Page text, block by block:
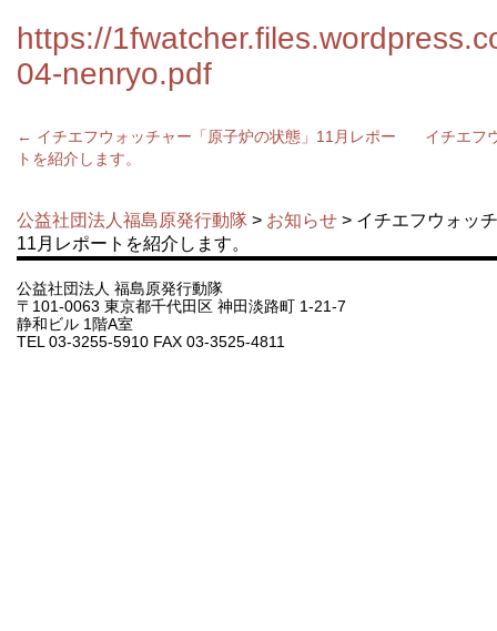
https://
04-nenryo.pdf
← イチエフウォッチャー「原子炉の状態」11月レポー
トを紹介します。
イチエフ
公益社団法人福島原発行動隊 > お知らせ > イチエフウォッ
11月レポートを紹介します。
公益社団法人 福島原発行動隊
〒101-0063 東京都千代田区 神田淡路町 1-21-7
静和ビル 1階A室
TEL 03-3255-5910 FAX 03-3525-4811